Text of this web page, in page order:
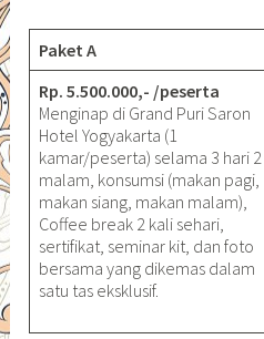
Paket A
Rp. 5.500.000,- /peserta
Menginap di Grand Puri Saron
Hotel Yogyakarta (1
kamar/peserta) selama 3 hari 2
malam, konsumsi (makan pagi,
makan siang, makan malam),
Coffee break 2 kali sehari,
sertifikat, seminar kit, dan foto
bersama yang dikemas dalam
satu tas eksklusif.